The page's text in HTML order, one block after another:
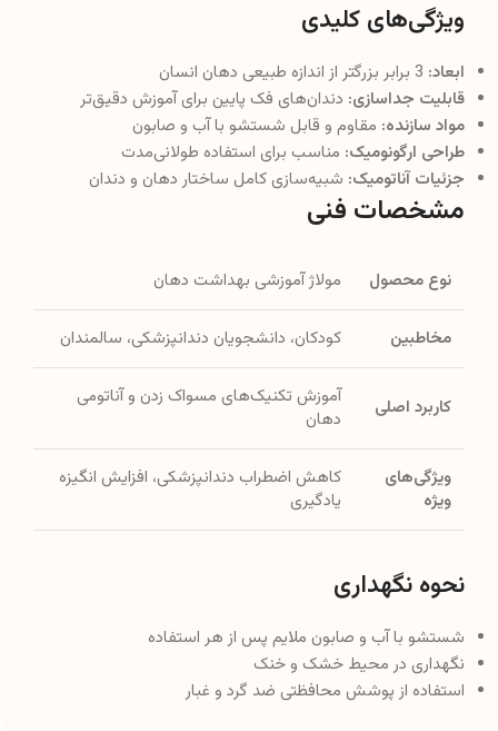
ویژگی‌های کلیدی
ابعاد:
قابلیت جداسازی: دندان‌های فک پایین برای آموزش دقیق‌تر
مواد سازنده: مقاوم و قابل شستشو با آب و صابون
طراحی ارگونومیک: مناسب برای استفاده طولانی‌مدت
جزئیات آناتومیک: شبیه‌سازی کامل ساختار دهان و دندان
مشخصات فنی
نوع محصول مولاژ آموزشی بهداشت دهان
مخاطبین کودکان، دانشجویان دندانپزشکی، سالمندان
کاربرد اصلی
آموزش تکنیک‌های مسواک زدن و آناتومی
دهان
ویژگی‌های
ویژه
کاهش اضطراب دندانپزشکی، افزایش انگیزه
یادگیری
نحوه نگهداری
شستشو با آب و صابون ملایم پس از هر استفاده
نگهداری در محیط خشک و خنک
استفاده از پوشش محافظتی ضد گرد و غبار